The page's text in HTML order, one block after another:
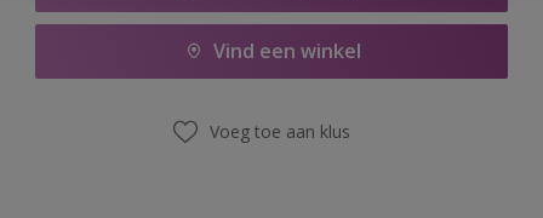
Vind een winkel
Voeg toe aan klus